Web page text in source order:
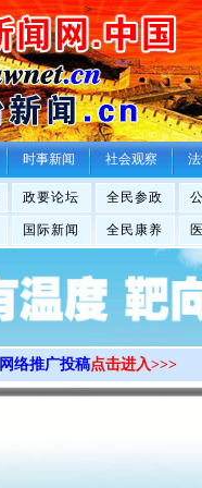
>
时事新闻 社会观察
政要论坛 全民参政
国际新闻 全民康养
网络推广投稿点击进入>>>